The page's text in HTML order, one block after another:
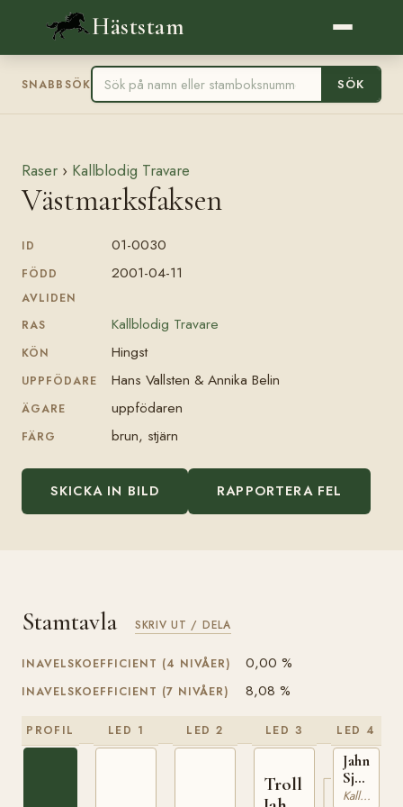
Häststam
SNABBSÖK SÖK
Raser › Kallblodig Travare
Västmarksfaksen
ID 01-0030
FÖDD 2001-04-11
AVLIDEN
RAS
Kallblodig Travare
KÖN Hingst
UPPFÖDARE Hans Vallsten & Annika Belin
ÄGARE uppfödaren
FÄRG brun, stjärn
SKICKA IN BILD RAPPORTERA FEL
Stamtavla SKRIV UT / DELA
INAVELSKOEFFICIENT (4 NIVÅER) 0,00 %
INAVELSKOEFFICIENT (7 NIVÅER) 8,08 %
PROFIL LED 1 LED 2 LED 3
Troll
LED 4
Jahn
Sjur
(NO)
Kallblodig Travare